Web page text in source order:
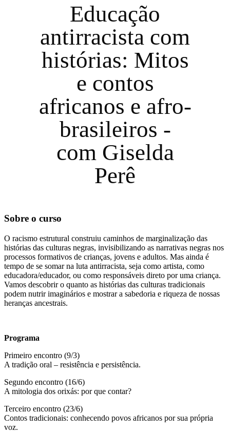
Educação
antirracista com
histórias: Mitos
e contos
africanos e afro-
brasileiros -
com Giselda
Perê
Sobre o curso
O racismo estrutural construiu caminhos de marginalização das
histórias das culturas negras, invisibilizando as narrativas negras nos
processos formativos de crianças, jovens e adultos. Mas ainda é
tempo de se somar na luta antirracista, seja como artista, como
educadora/educador, ou como responsáveis direto por uma criança.
Vamos descobrir o quanto as histórias das culturas tradicionais
podem nutrir imaginários e mostrar a sabedoria e riqueza de nossas
heranças ancestrais.
Programa
Primeiro encontro (9/3)
A tradição oral – resistência e persistência.
Segundo encontro (16/6)
A mitologia dos orixás: por que contar?
Terceiro encontro (23/6)
Contos tradicionais: conhecendo povos africanos por sua própria
voz.